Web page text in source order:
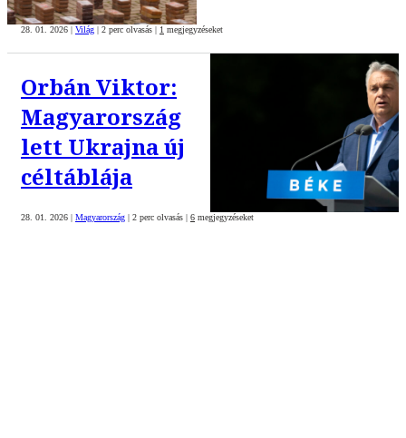
28. 01. 2026 | Világ | 2 perc olvasás | 1 megjegyzéseket
Orbán Viktor:
Magyarország
lett Ukrajna új
céltáblája
28. 01. 2026 | Magyarország | 2 perc olvasás | 6 megjegyzéseket